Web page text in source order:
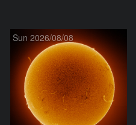
Sun 2026/08/08